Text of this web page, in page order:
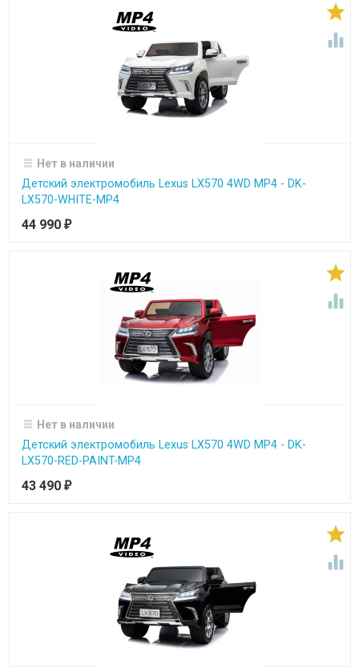


Нет в наличии
Детский электромобиль Lexus LX570 4WD MP4 - DK-
LX570-WHITE-MP4
44 990 ₽


Нет в наличии
Детский электромобиль Lexus LX570 4WD MP4 - DK-
LX570-RED-PAINT-MP4
43 490 ₽

